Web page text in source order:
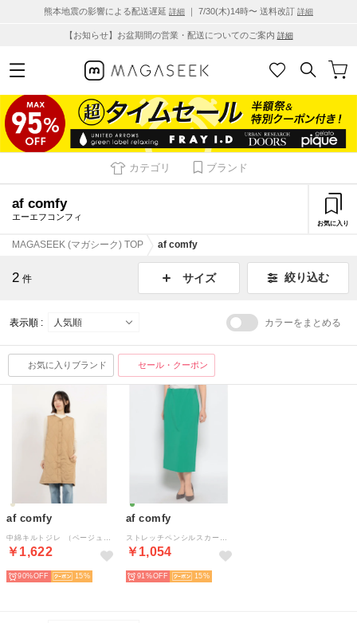
熊本地震の影響による配送遅延 詳細 ｜ 7/30(木)14時〜 送料改訂 詳細
【お知らせ】お盆期間の営業・配送についてのご案内 詳細
カテゴリ ブランド
af comfy
エーエフコンフィ
お気に入り
MAGASEEK (マガシーク) TOP af comfy
2 件 サイズ 絞り込む
表示順 : カラーをまとめる
お気に入りブランド セール・クーポン
af comfy
￥1,622
90% 15
af comfy
￥1,054
91% 15